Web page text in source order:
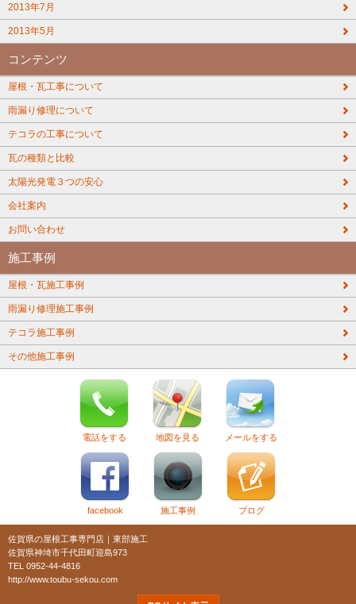
2013年7月
2013年5月
コンテンツ
屋根・瓦工事について
雨漏り修理について
テコラの工事について
瓦の種類と比較
太陽光発電３つの安心
会社案内
お問い合わせ
施工事例
屋根・瓦施工事例
雨漏り修理施工事例
テコラ施工事例
その他施工事例
電話をする 地図を見る メールをする
facebook 施工事例 ブログ
佐賀県の屋根工事専門店｜東部施工
佐賀県神埼市千代田町迎島973
TEL 0952-44-4816
http://www.toubu-sekou.com